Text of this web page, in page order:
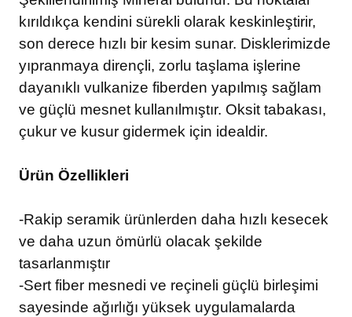
kırıldıkça kendini sürekli olarak keskinleştirir,
son derece hızlı bir kesim sunar. Disklerimizde
yıpranmaya dirençli, zorlu taşlama işlerine
dayanıklı vulkanize fiberden yapılmış sağlam
ve güçlü mesnet kullanılmıştır. Oksit tabakası,
çukur ve kusur gidermek için idealdir.
Ürün Özellikleri
-Rakip seramik ürünlerden daha hızlı kesecek
ve daha uzun ömürlü olacak şekilde
tasarlanmıştır
-Sert fiber mesnedi ve reçineli güçlü birleşimi
sayesinde ağırlığı yüksek uygulamalarda